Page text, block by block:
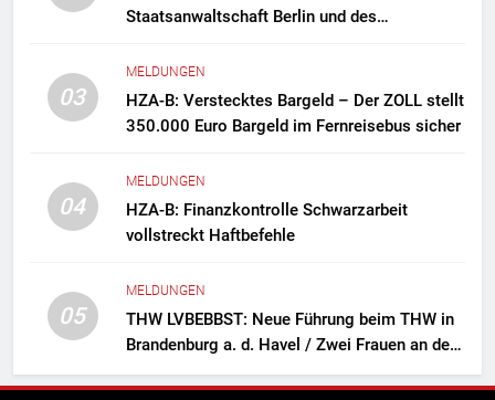
Staatsanwaltschaft Berlin und des
Zollfahndung hebt mutmaßliches
Drogenlabor aus
03
MELDUNGEN
HZA-B: Verstecktes Bargeld – Der ZOLL stellt
350.000 Euro Bargeld im Fernreisebus sicher
04
MELDUNGEN
HZA-B: Finanzkontrolle Schwarzarbeit
vollstreckt Haftbefehle
05
MELDUNGEN
THW LVBEBBST: Neue Führung beim THW in
Brandenburg a. d. Havel / Zwei Frauen an der
Spitze des Ortsverbands